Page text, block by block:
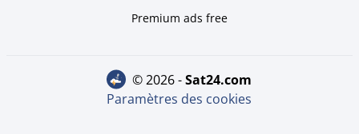
Premium ads free
© 2026 - sat24.com
Paramètres des cookies